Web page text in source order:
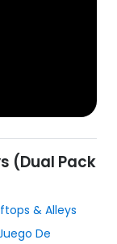
(Dual Pack
& Alleys
De